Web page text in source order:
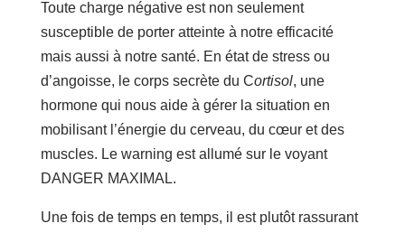
Toute charge négative est non seulement
susceptible de porter atteinte à notre efficacité
mais aussi à notre santé. En état de stress ou
d’angoisse, le corps secrète du Cortisol, une
hormone qui nous aide à gérer la situation en
mobilisant l’énergie du cerveau, du cœur et des
muscles. Le warning est allumé sur le voyant
DANGER MAXIMAL.
Une fois de temps en temps, il est plutôt rassurant